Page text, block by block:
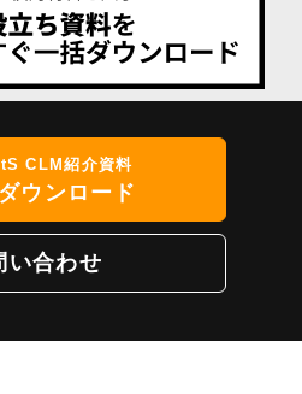
CLM紹介資料
ダウンロード
い合わせ